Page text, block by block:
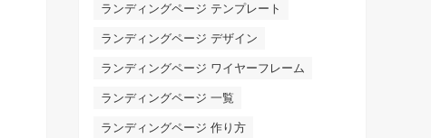
ランディングページ テンプレート
ランディングページ デザイン
ランディングページ ワイヤーフレーム
ランディングページ 一覧
ランディングページ 作り方